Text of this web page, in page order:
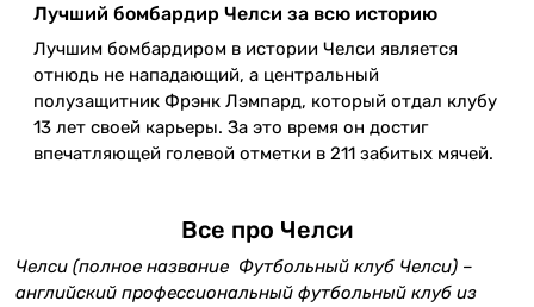
Лучший бомбардир Челси за всю историю
Лучшим бомбардиром в истории Челси является
отнюдь не нападающий, а центральный
полузащитник Фрэнк Лэмпард, который отдал клубу
13 лет своей карьеры. За это время он достиг
впечатляющей голевой отметки в 211 забитых мячей.
Все про Челси
Челси (полное название Футбольный клуб Челси) –
английский профессиональный футбольный клуб из